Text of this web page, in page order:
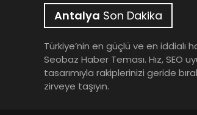
Antalya Son Dakika
Türkiye’nin en güçlü ve en iddialı
Seobaz Haber Teması. Hız, SEO
tasarımıyla rakiplerinizi geride
zirveye taşıyın.